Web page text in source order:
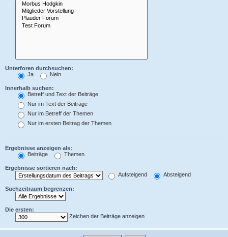
Unterforen durchsuchen:
Ja
Nein
Innerhalb suchen:
Betreff und Text der Beiträge
Nur im Text der Beiträge
Nur im Betreff der Themen
Nur im ersten Beitrag der Themen
Ergebnisse anzeigen als:
Beiträge
Themen
Ergebnisse sortieren nach:
Aufsteigend
Absteigend
Suchzeitraum begrenzen:
Die ersten:
Zeichen der Beiträge anzeigen